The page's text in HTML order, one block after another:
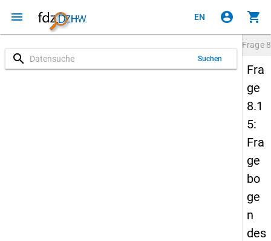
menu EN account_circle shopping_cart
search Suchen
Frage
Fra
ge
8.1
5:
Fra
ge
bo
ge
n
des